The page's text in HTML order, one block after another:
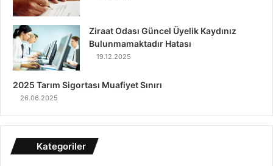
Ziraat Odası Güncel Üyelik Kaydınız
Bulunmamaktadır Hatası
19.12.2025
2025 Tarım Sigortası Muafiyet Sınırı
26.06.2025
Kategoriler